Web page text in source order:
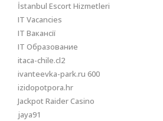
İstanbul Escort Hizmetleri
IT Vacancies
IT Вакансії
IT Образование
itaca-chile.cl2
ivanteevka-park.ru 600
izidopotpora.hr
Jackpot Raider Casino
jaya91